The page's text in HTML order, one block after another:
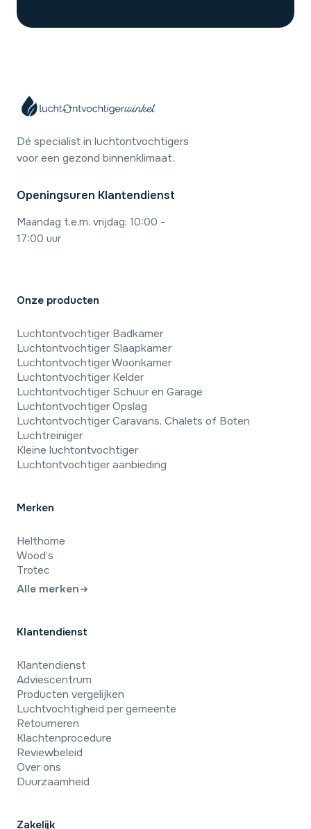
Dé specialist in luchtontvochtigers
voor een gezond binnenklimaat.
Openingsuren Klantendienst
Maandag t.e.m. vrijdag: 10:00 -
17:00 uur
Onze producten
Luchtontvochtiger Badkamer
Luchtontvochtiger Slaapkamer
Luchtontvochtiger Woonkamer
Luchtontvochtiger Kelder
Luchtontvochtiger Schuur en Garage
Luchtontvochtiger Opslag
Luchtontvochtiger Caravans, Chalets of Boten
Luchtreiniger
Kleine luchtontvochtiger
Luchtontvochtiger aanbieding
Merken
Helthome
Wood’s
Trotec
Alle merken
Klantendienst
Klantendienst
Adviescentrum
Producten vergelijken
Luchtvochtigheid per gemeente
Retourneren
Klachtenprocedure
Reviewbeleid
Over ons
Duurzaamheid
Zakelijk
9,4/10
Beoordeling: Uitstekend
43 beoordelingen
Hij maakt weinig geluid, doet wat hij moet doen en doet dat
relatief snel.